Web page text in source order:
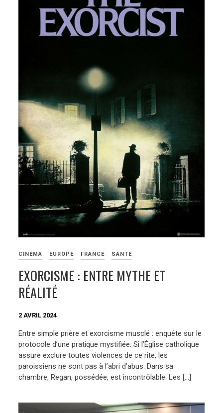
CINÉMA EUROPE FRANCE SANTÉ
EXORCISME : ENTRE MYTHE ET
RÉALITÉ
2 AVRIL 2024
Entre simple prière et exorcisme musclé : enquête sur le
protocole d’une pratique mystifiée. Si l’Église catholique
assure exclure toutes violences de ce rite, les
paroissiens ne sont pas à l’abri d’abus. Dans sa
chambre, Regan, possédée, est incontrôlable. Les […]